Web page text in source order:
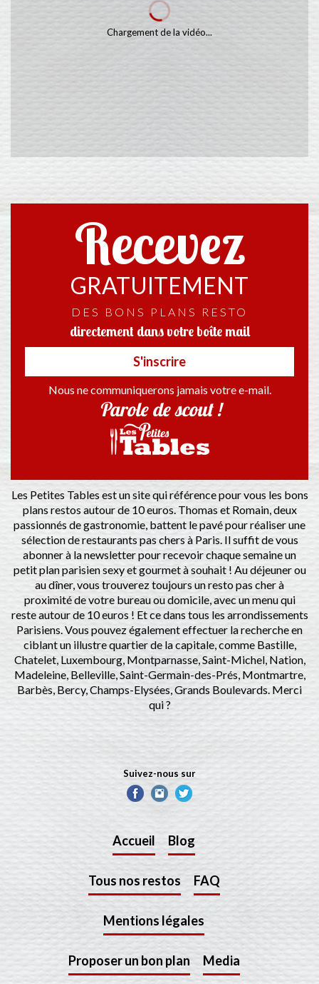
Chargement de la vidéo...
Recevez
GRATUITEMENT
DES BONS PLANS RESTO
directement dans votre boîte mail
S'inscrire
Nous ne communiquerons jamais votre e-mail.
Parole de scout !
Les Petites Tables est un site qui référence pour vous les bons
plans restos autour de 10 euros. Thomas et Romain, deux
passionnés de gastronomie, battent le pavé pour réaliser une
sélection de restaurants pas chers à Paris. Il suffit de vous
abonner à la newsletter pour recevoir chaque semaine un
petit plan parisien sexy et gourmet à souhait ! Au déjeuner ou
au dîner, vous trouverez toujours un resto pas cher à
proximité de votre bureau ou domicile, avec un menu qui
reste autour de 10 euros ! Et ce dans tous les arrondissements
Parisiens. Vous pouvez également effectuer la recherche en
ciblant un illustre quartier de la capitale, comme Bastille,
Chatelet, Luxembourg, Montparnasse, Saint-Michel, Nation,
Madeleine, Belleville, Saint-Germain-des-Prés, Montmartre,
Barbès, Bercy, Champs-Elysées, Grands Boulevards. Merci
qui ?
Suivez-nous sur
Accueil Blog
Tous nos restos FAQ
Mentions légales
Proposer un bon plan Media